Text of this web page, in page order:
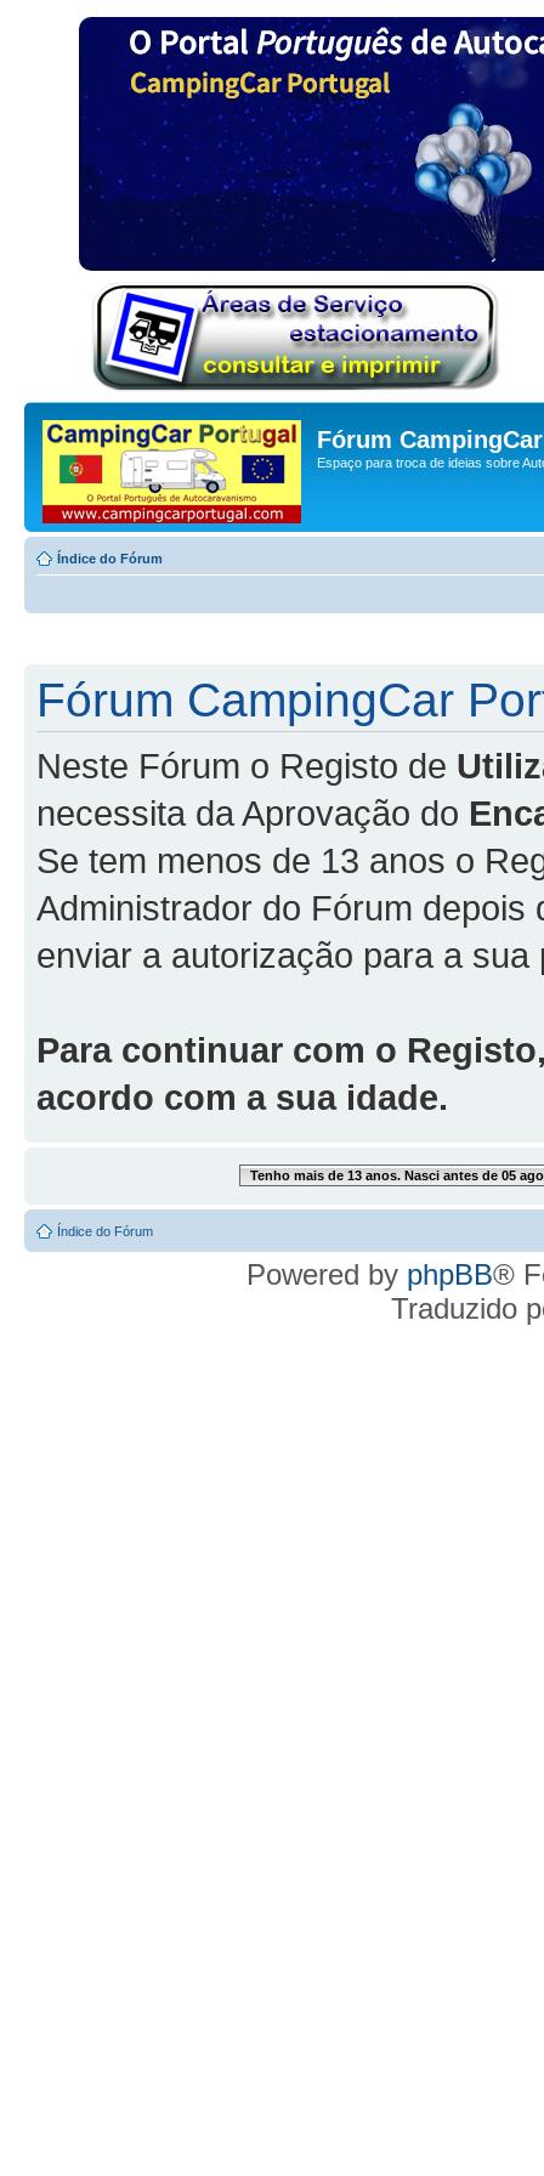
Fórum
Espaço para troca de ideias sobre
Índice do Fórum
Fórum CampingCar
Neste Fórum o Registo de
necessita da Aprovação do
Se tem menos de 13 anos o
Administrador do Fórum
enviar a autorização para a sua
Para continuar com o
acordo com a sua idade.
Tenho mais de 13 anos. Nasci antes de 05 ago
Índice do Fórum
Powered by phpBB®
Traduzido